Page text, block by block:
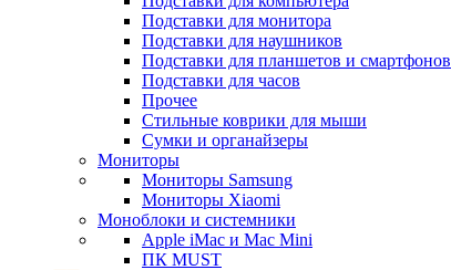
Подставки для монитора
Подставки для наушников
Подставки для планшетов и смартфонов
Подставки для часов
Прочее
Стильные коврики для мыши
Сумки и органайзеры
Мониторы
Мониторы Samsung
Мониторы Xiaomi
Моноблоки и системники
Apple iMac и Mac Mini
ПК MUST